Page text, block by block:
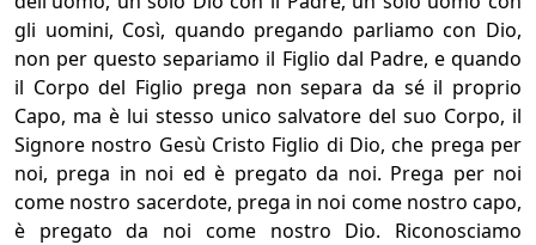
gli uomini, Così, quando pregando parliamo con Dio,
non per questo separiamo il Figlio dal Padre, e quando
il Corpo del Figlio prega non separa da sé il proprio
Capo, ma è lui stesso unico salvatore del suo Corpo, il
Signore nostro Gesù Cristo Figlio di Dio, che prega per
noi, prega in noi ed è pregato da noi. Prega per noi
come nostro sacerdote, prega in noi come nostro capo,
è pregato da noi come nostro Dio. Riconosciamo